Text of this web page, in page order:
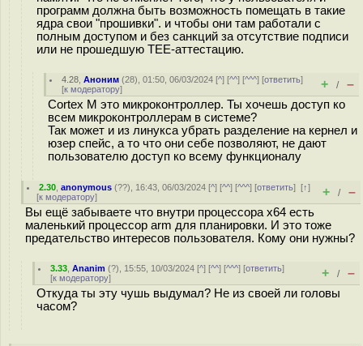
программ должна быть возможность помещать в такие
ядра свои "прошивки". и чтобы они там работали с
полным доступом и без санкций за отсутствие подписи
или не прошедшую TEE-аттестацию.
4.28 ,Аноним (28), 01:50, 06/03/2024 [^] [^^] [^^^] [ответить]
[к модератору] + / –
Cortex M это микроконтроллер. Ты хочешь доступ ко
всем микроконтроллерам в системе?
Так может и из линукса убрать разделение на кернел и
юзер спейс, а то что они себе позволяют, не дают
пользователю доступ ко всему функционалу
2.30 ,anonymous (??), 16:43, 06/03/2024 [^] [^^] [^^^] [ответить][↑]
[к модератору] + / –
Вы ещё забываете что внутри процессора x64 есть
маленький процессор arm для планировки. И это тоже
предательство интересов пользователя. Кому они нужны?
3.33 ,Ananim (?), 15:55, 10/03/2024 [^] [^^] [^^^] [ответить]
[к модератору] + / –
Откуда ты эту чушь выдумал? Не из своей ли головы
часом?